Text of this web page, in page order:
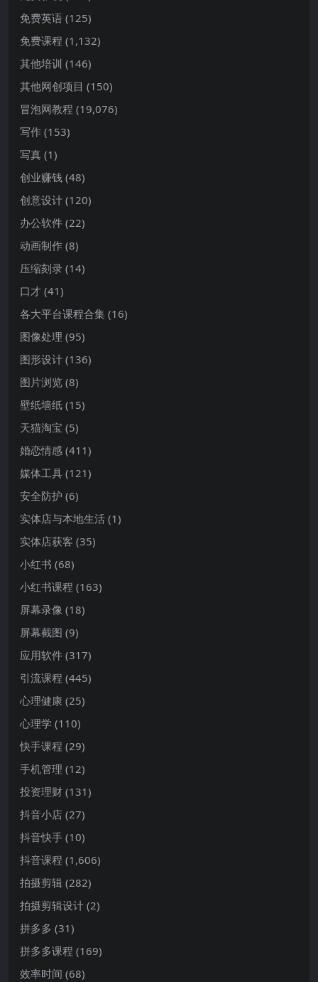
免费英语 (125)
免费课程 (1,132)
其他培训 (146)
其他网创项目 (150)
冒泡网教程 (19,076)
写作 (153)
写真 (1)
创业赚钱 (48)
创意设计 (120)
办公软件 (22)
动画制作 (8)
压缩刻录 (14)
口才 (41)
各大平台课程合集 (16)
图像处理 (95)
图形设计 (136)
图片浏览 (8)
壁纸墙纸 (15)
天猫淘宝 (5)
婚恋情感 (411)
媒体工具 (121)
安全防护 (6)
实体店与本地生活 (1)
实体店获客 (35)
小红书 (68)
小红书课程 (163)
屏幕录像 (18)
屏幕截图 (9)
应用软件 (317)
引流课程 (445)
心理健康 (25)
心理学 (110)
快手课程 (29)
手机管理 (12)
投资理财 (131)
抖音小店 (27)
抖音快手 (10)
抖音课程 (1,606)
拍摄剪辑 (282)
拍摄剪辑设计 (2)
拼多多 (31)
拼多多课程 (169)
效率时间 (68)